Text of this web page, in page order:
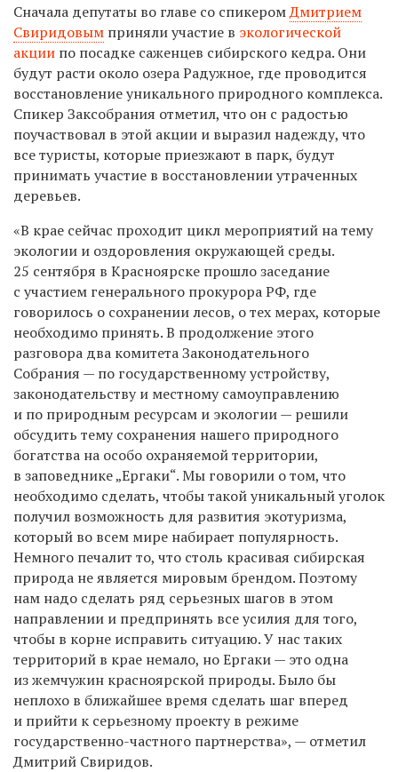
Сначала депутаты во главе со спикеромДмитрием
Свиридовым приняли участие в экологической
акции по посадке саженцев сибирского кедра. Они
будут расти около озера Радужное, где проводится
восстановление уникального природного комплекса.
Спикер Заксобрания отметил, что он с радостью
поучаствовал в этой акции и выразил надежду, что
все туристы, которые приезжают в парк, будут
принимать участие в восстановлении утраченных
деревьев.
«В крае сейчас проходит цикл мероприятий на тему
экологии и оздоровления окружающей среды.
25 сентября в Красноярске прошло заседание
с участием генерального прокурора РФ, где
говорилось о сохранении лесов, о тех мерах, которые
необходимо принять. В продолжение этого
разговора два комитета Законодательного
Собрания — по государственному устройству,
законодательству и местному самоуправлению
и по природным ресурсам и экологии — решили
обсудить тему сохранения нашего природного
богатства на особо охраняемой территории,
в заповеднике „Ергаки“. Мы говорили о том, что
необходимо сделать, чтобы такой уникальный уголок
получил возможность для развития экотуризма,
который во всем мире набирает популярность.
Немного печалит то, что столь красивая сибирская
природа не является мировым брендом. Поэтому
нам надо сделать ряд серьезных шагов в этом
направлении и предпринять все усилия для того,
чтобы в корне исправить ситуацию. У нас таких
территорий в крае немало, но Ергаки — это одна
из жемчужин красноярской природы. Было бы
неплохо в ближайшее время сделать шаг вперед
и прийти к серьезному проекту в режиме
государственно-частного партнерства», — отметил
Дмитрий Свиридов.